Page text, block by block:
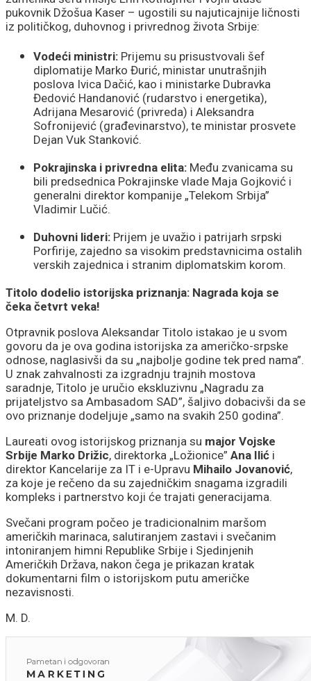
pukovnik Džošua Kaser – ugostili su najuticajnije ličnosti
iz političkog, duhovnog i privrednog života Srbije:
Vodeći ministri: Prijemu su prisustvovali šef
diplomatije Marko Đurić, ministar unutrašnjih
poslova Ivica Dačić, kao i ministarke Dubravka
Đedović Handanović (rudarstvo i energetika),
Adrijana Mesarović (privreda) i Aleksandra
Sofronijević (građevinarstvo), te ministar prosvete
Dejan Vuk Stanković.
Pokrajinska i privredna elita: Među zvanicama su
bili predsednica Pokrajinske vlade Maja Gojković i
generalni direktor kompanije „Telekom Srbija”
Vladimir Lučić.
Duhovni lideri: Prijem je uvažio i patrijarh srpski
Porfirije, zajedno sa visokim predstavnicima ostalih
verskih zajednica i stranim diplomatskim korom.
Titolo dodelio istorijska priznanja: Nagrada koja se
čeka četvrt veka!
Otpravnik poslova Aleksandar Titolo istakao je u svom
govoru da je ova godina istorijska za američko-srpske
odnose, naglasivši da su „najbolje godine tek pred nama”.
U znak zahvalnosti za izgradnju trajnih mostova
saradnje, Titolo je uručio ekskluzivnu „Nagradu za
prijateljstvo sa Ambasadom SAD”, šaljivo dobacivši da se
ovo priznanje dodeljuje „samo na svakih 250 godina”.
Laureati ovog istorijskog priznanja su major Vojske
Srbije Marko Drižic, direktorka „Ložionice” Ana Ilić i
direktor Kancelarije za IT i e-Upravu Mihailo Jovanović,
za koje je rečeno da su zajedničkim snagama izgradili
kompleks i partnerstvo koji će trajati generacijama.
Svečani program počeo je tradicionalnim maršom
američkih marinaca, salutiranjem zastavi i svečanim
intoniranjem himni Republike Srbije i Sjedinjenih
Američkih Država, nakon čega je prikazan kratak
dokumentarni film o istorijskom putu američke
nezavisnosti.
M. D.